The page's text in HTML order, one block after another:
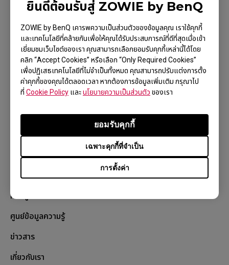
ยินดีต้อนรับสู่ ZOWIE by BenQ
ZOWIE by BenQ เคารพความเป็นส่วนตัวของข้อมูลคุณ เราใช้คุกกี้
และเทคโนโลยีที่คล้ายกันเพื่อให้คุณได้รับประสบการณ์ที่ดีที่สุดเมื่อเข้า
เยี่ยมชมเว็บไซต์ของเรา คุณสามารถเลือกยอมรับคุกกี้เหล่านี้ได้โดย
คลิก “Accept Cookies” หรือเลือก “Only Required Cookies”
เพื่อปฏิเสธเทคโนโลยีที่ไม่จำเป็นทั้งหมด คุณสามารถปรับแต่งการตั้ง
ค่าคุกกี้ของคุณได้ตลอดเวลา หากต้องการข้อมูลเพิ่มเติม กรุณาไป
ที่ Cookie Policy และนโยบายความเป็นส่วนตัว ของเรา
การตั้งค่า
เฉพาะคุกกี้ที่จำเป็น
ยอมรับคุกกี้
สั่งซื้อสินค้า
Shopee Store
Lazada Store
ZOWIE ZONE
บริการช่วยเหลือ
ดาวน์โหลด
ติดต่อเรา
หลักสูตรอีสปอร์ตในสถานศึกษา
ศูนย์ข้อมูลความรู้
ข่าวสาร
เกี่ยวกับเรา